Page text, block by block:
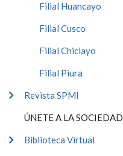
Filial Huancayo
Filial Cusco
Filial Chiclayo
Filial Piura
Revista SPMI
ÚNETE A LA SOCIEDAD
Biblioteca Virtual